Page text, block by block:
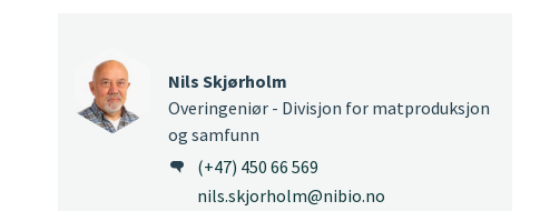
Nils Skjørholm
Overingeniør - Divisjon for matproduksjon
og samfunn
(+47) 450 66 569
nils.skjorholm@nibio.no